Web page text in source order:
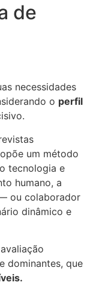
de
necessidades
o perfil
um método
tecnologia e
humano, a
ou colaborador
dinâmico e
dominantes, que